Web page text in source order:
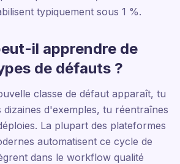
typiquement sous 1 %.
il apprendre de
de défauts ?
classe de défaut apparaît, tu
dizaines d'exemples, tu réentraînes
La plupart des plateformes
automatisent ce cycle de
dans le workflow qualité